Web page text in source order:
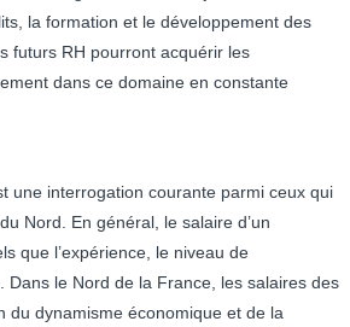
la formation et le développement des
futurs RH pourront acquérir les
dans ce domaine en constante
une interrogation courante parmi ceux qui
Nord. En général, le salaire d’un
que l’expérience, le niveau de
Dans le Nord de la France, les salaires des
du dynamisme économique et de la